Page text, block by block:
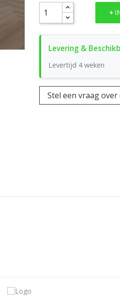
Levertijd 4 weken
Stel een vraag